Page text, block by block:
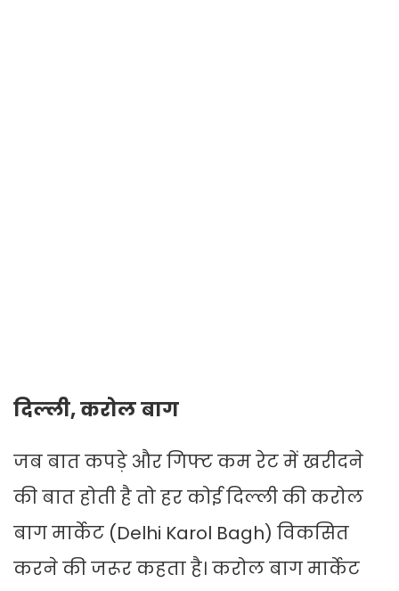
दिल्ली, करोल बाग
जब बात कपड़े और गिफ्ट कम रेट में खरीदने
की बात होती है तो हर कोई दिल्ली की करोल
बाग मार्केट (Delhi Karol Bagh) विकसित
करने की जरूर कहता है। करोल बाग मार्केट